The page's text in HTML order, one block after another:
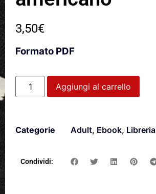
3,50€
Formato PDF
Aggiungi al carrello
Categorie Adult, Ebook, Libreria
Condividi: